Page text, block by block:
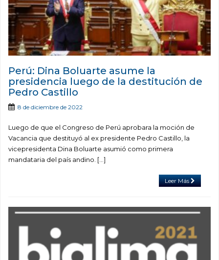
Perú: Dina Boluarte asume la
presidencia luego de la destitución de
Pedro Castillo
8 de diciembre de 2022
Luego de que el Congreso de Perú aprobara la moción de
Vacancia que destituyó al ex presidente Pedro Castillo, la
vicepresidenta Dina Boluarte asumió como primera
mandataria del país andino. […]
Leer Más